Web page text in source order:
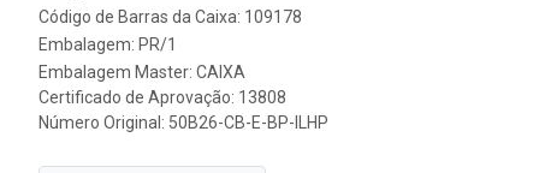
Código de Barras da Caixa: 109178
Embalagem: PR/1
Embalagem Master: CAIXA
Certificado de Aprovação: 13808
Número Original: 50B26-CB-E-BP-ILHP